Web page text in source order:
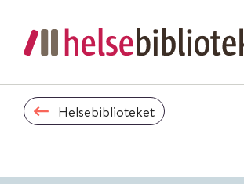
Helsebiblioteket